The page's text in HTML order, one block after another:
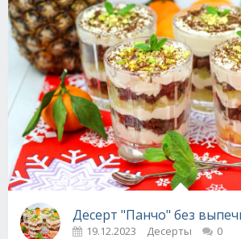
Десерт "Панчо" без
19.12.2023 Десерты 0